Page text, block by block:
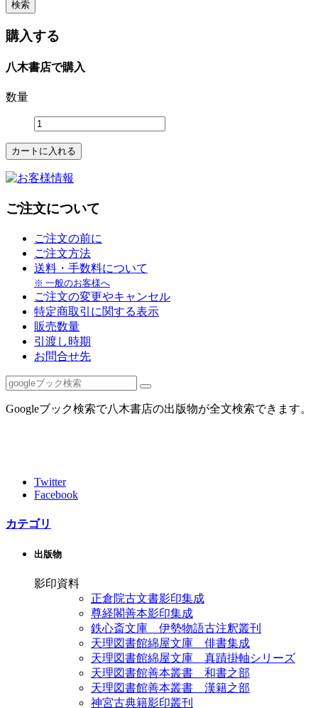
購入する
八木書店で購入
数量
ご注文について
ご注文の前に
ご注文方法
送料・手数料について
※ 一般のお客様へ
ご注文の変更やキャンセル
特定商取引に関する表示
販売数量
引渡し時期
お問合せ先
Googleブック検索で八木書店の出版物が全文検索できます。
Twitter
Facebook
カテゴリ
出版物
影印資料
正倉院古文書影印集成
尊経閣善本影印集成
鉄心斎文庫 伊勢物語古注釈叢刊
天理図書館綿屋文庫 俳書集成
天理図書館綿屋文庫 真蹟掛軸シリーズ
天理図書館善本叢書 和書之部
天理図書館善本叢書 漢籍之部
神宮古典籍影印叢刊